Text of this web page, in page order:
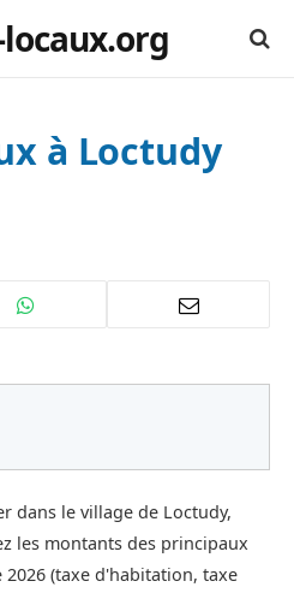
à Loctudy
dans le village de Loctudy,
les montants des principaux
(taxe d'habitation, taxe